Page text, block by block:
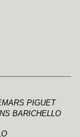
PIGUET
BARICHELLO